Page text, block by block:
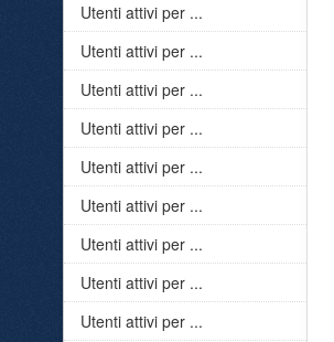
Utenti attivi per ...
Utenti attivi per ...
Utenti attivi per ...
Utenti attivi per ...
Utenti attivi per ...
Utenti attivi per ...
Utenti attivi per ...
Utenti attivi per ...
Utenti attivi per ...